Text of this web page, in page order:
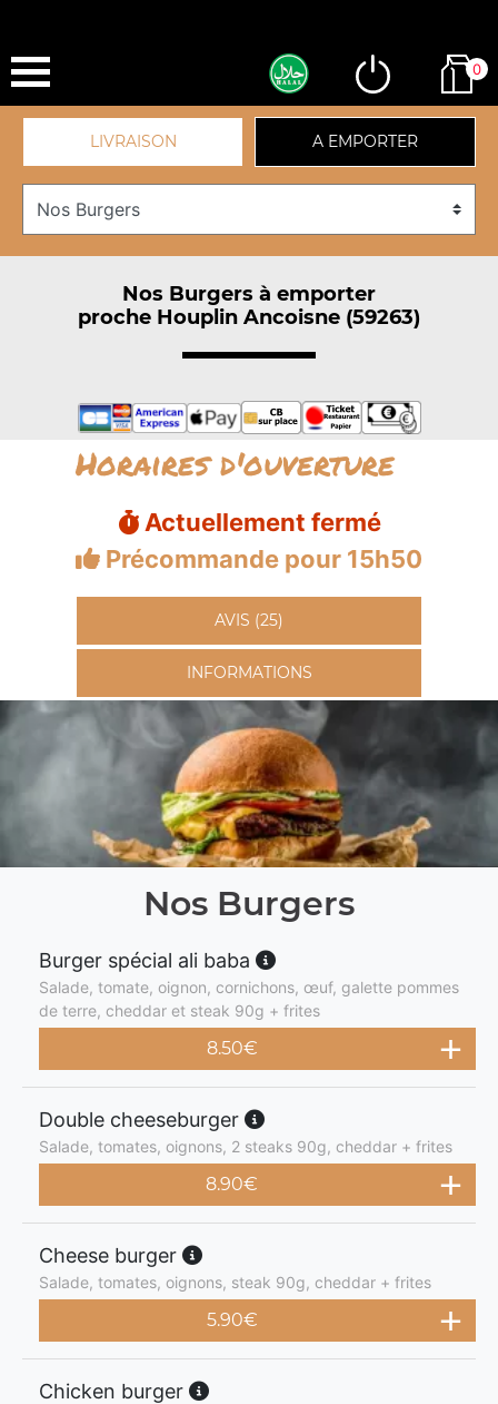
0
LIVRAISON A EMPORTER
Nos Burgers à emporter
proche Houplin Ancoisne (59263)
Horaires d'ouverture
Actuellement fermé
Précommande pour 15h50
AVIS (25)
INFORMATIONS
Nos Burgers
Burger spécial ali baba
Salade, tomate, oignon, cornichons, œuf, galette pommes
de terre, cheddar et steak 90g + frites
8.50€
Double cheeseburger
Salade, tomates, oignons, 2 steaks 90g, cheddar + frites
8.90€
Cheese burger
Salade, tomates, oignons, steak 90g, cheddar + frites
5.90€
Chicken burger